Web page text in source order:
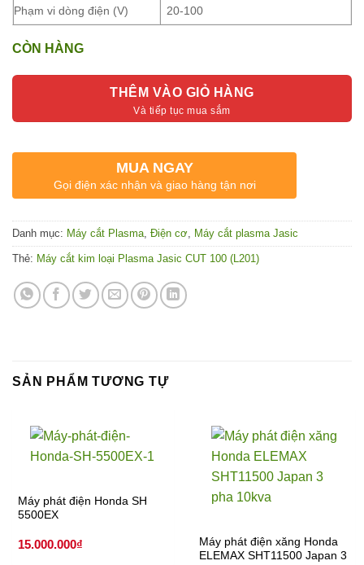
Phạm vi dòng điện (V) 20-100
CÒN HÀNG
THÊM VÀO GIỎ HÀNG
MUA NGAY
Gọi điện xác nhận và giao hàng tận nơi
Danh mục: Máy cắt Plasma, Điện cơ, Máy cắt plasma Jasic
Thẻ: Máy cắt kim loại Plasma Jasic CUT 100 (L201)
SẢN PHẨM TƯƠNG TỰ
Máy phát điện Honda SH
5500EX
15.000.000₫
Máy phát điện xăng Honda
ELEMAX SHT11500 Japan 3